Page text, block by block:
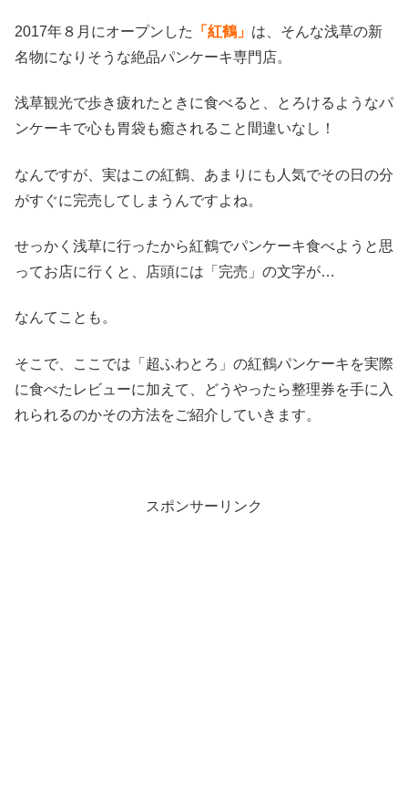
2017年８月にオープンした 「紅鶴」 は、そんな浅草の新
名物になりそうな絶品パンケーキ専門店。
浅草観光で歩き疲れたときに食べると、とろけるようなパ
ンケーキで心も胃袋も癒されること間違いなし！
なんですが、実はこの紅鶴、あまりにも人気でその日の分
がすぐに完売してしまうんですよね。
せっかく浅草に行ったから紅鶴でパンケーキ食べようと思
ってお店に行くと、店頭には「完売」の文字が…
なんてことも。
そこで、ここでは「超ふわとろ」の紅鶴パンケーキを実際
に食べたレビューに加えて、どうやったら整理券を手に入
れられるのかその方法をご紹介していきます。
スポンサーリンク